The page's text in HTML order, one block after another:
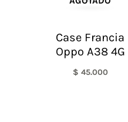
Case Francia
Oppo A38 4G
$ 45.000